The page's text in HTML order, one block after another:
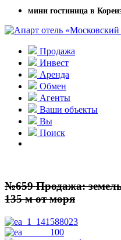
мини гостиница в
Продажа
Инвест
Аренда
Обмен
Агенты
Ваши объекты
Вы
Поиск
№659 Продажа:
135 м от моря